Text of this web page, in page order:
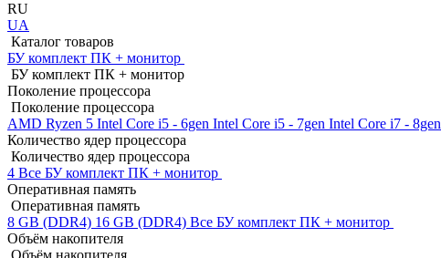
RU
UA
Каталог товаров
БУ комплект ПК + монитор
БУ комплект ПК + монитор
Поколение процессора
Поколение процессора
AMD Ryzen 5 Intel Core i5 - 6gen Intel Core i5 - 7gen Intel Core i7 - 8gen
Количество ядер процессора
Количество ядер процессора
4 Все БУ комплект ПК + монитор
Оперативная память
Оперативная память
8 GB (DDR4) 16 GB (DDR4) Все БУ комплект ПК + монитор
Объём накопителя
Объём накопителя